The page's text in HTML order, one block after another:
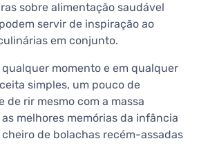
sobre alimentação saudável
servir de inspiração ao
em conjunto.
momento e em qualquer
simples, um pouco de
de rir mesmo com a massa
melhores memórias da infância
de bolachas recém-assadas